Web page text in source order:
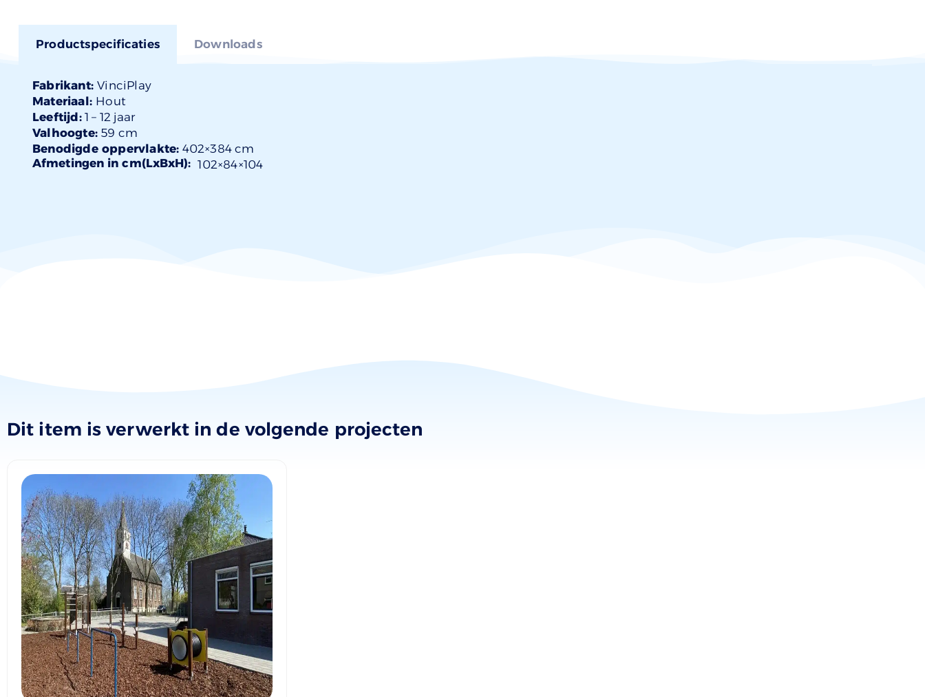
Productspecificaties Downloads
Fabrikant:VinciPlay
Materiaal: Hout
Leeftijd:1 – 12 jaar
Valhoogte: 59 cm
Benodigde oppervlakte: 402×384 cm
Afmetingen in cm(LxBxH): 102×84×104
Dit item is verwerkt in de volgende projecten